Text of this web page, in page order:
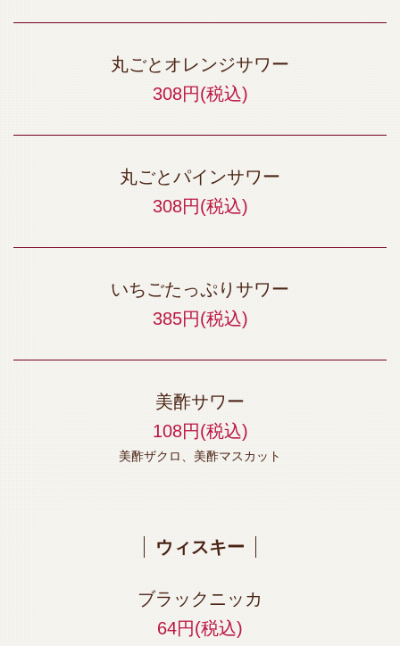
丸ごとオレンジサワー
308円(税込)
丸ごとパインサワー
308円(税込)
いちごたっぷりサワー
385円(税込)
美酢サワー
108円(税込)
美酢ザクロ、美酢マスカット
ウィスキー
ブラックニッカ
64円(税込)